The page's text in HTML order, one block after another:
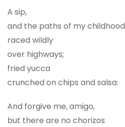
A sip,
and the paths of my childhood
raced wildly
over highways;
fried yucca
crunched on chips and salsa:
And forgive me, amigo,
but there are no chorizos